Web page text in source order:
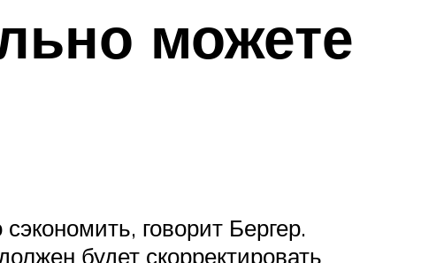
можете
говорит Бергер.
будет скорректировать